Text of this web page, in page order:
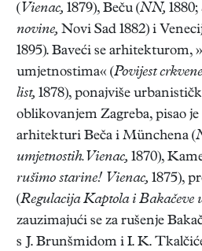
( Vienac, 1879), Beču (NN, 1880;
novine, Novi Sad 1882) i
1895). Baveći se
umjetnostima« (Povijest
list, 1878), ponajviše
oblikovanjem Zagreba, pisao
arhitekturi Beča i Münchena (
umjetnostih.Vienac, 1870),
rušimo starine! Vienac, 1875),
(Regulacija Kaptola i Bakačeve
zauzimajući se za rušenje
s J. Brunšmidom i I. K.